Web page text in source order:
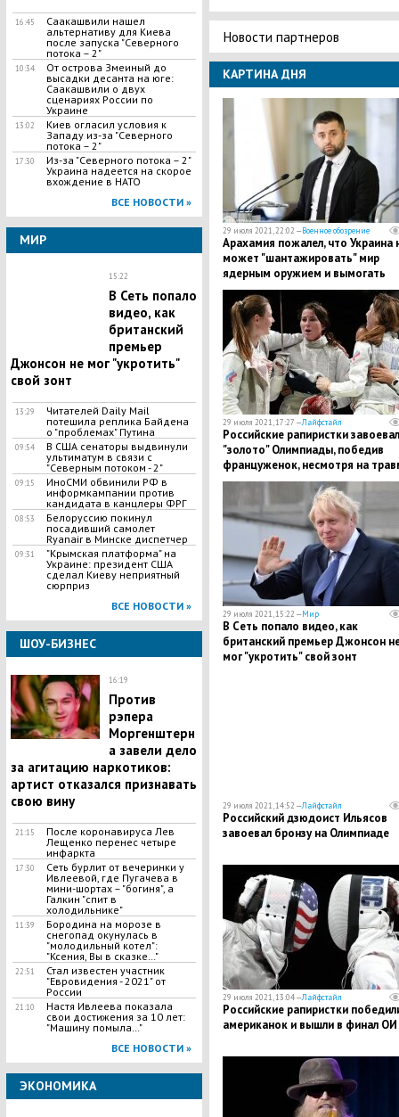
16:45
Саакашвили нашел
альтернативу для Киева
после запуска "Северного
потока – 2"
10:34
​От острова Змеиный до
высадки десанта на юге:
Саакашвили о двух
сценариях России по
Украине
13:02
Киев огласил условия к
Западу из-за "Северного
потока – 2"
17:30
Из-за "Северного потока – 2"
Украина надеется на скорое
вхождение в НАТО
ВСЕ НОВОСТИ »
МИР
15:22
В Сеть попало
видео, как
британский
премьер
Джонсон не мог "укротить"
свой зонт
13:29
Читателей Daily Mail
потешила реплика Байдена
о "проблемах" Путина
09:54
В США сенаторы выдвинули
ультиматум в связи с
"Северным потоком - 2"
09:15
ИноСМИ обвинили РФ в
информкампании против
кандидата в канцлеры ФРГ
08:53
Белоруссию покинул
посадивший самолет
Ryanair в Минске диспетчер
09:31
​"Крымская платформа" на
Украине: президент США
сделал Киеву неприятный
сюрприз
ВСЕ НОВОСТИ »
ШОУ-БИЗНЕС
16:19
Против
рэпера
Моргенштерн
а завели дело
за агитацию наркотиков:
артист отказался признавать
свою вину
21:15
После коронавируса Лев
Лещенко перенес четыре
инфаркта
17:30
Сеть бурлит от вечеринки у
Ивлеевой, где Пугачева в
мини-шортах – "богиня", а
Галкин "спит в
холодильнике"
11:39
Бородина на морозе в
снегопад окунулась в
"молодильный котел":
"Ксения, Вы в сказке…"
22:51
Стал известен участник
"Евровидения - 2021" от
России
21:10
Настя Ивлеева показала
свои достижения за 10 лет:
"Машину помыла…"
ВСЕ НОВОСТИ »
ЭКОНОМИКА
Новости партнеров
КАРТИНА ДНЯ
29 июля 2021, 22:02 —Военное обозрение
Арахамия пожалел, что Украина
может "шантажировать" мир
ядерным оружием и вымогать
деньги
29 июля 2021, 17:27 —Лайфстайл
Российские рапиристки
"золото" Олимпиады, победив
француженок, несмотря на
29 июля 2021, 15:22 —Мир
В Сеть попало видео, как
британский премьер Джонсон
мог "укротить" свой зонт
29 июля 2021, 14:52 —Лайфстайл
Российский дзюдоист Ильясов
завоевал бронзу на Олимпиаде
29 июля 2021, 13:04 —Лайфстайл
Российские рапиристки
американок и вышли в финал ОИ